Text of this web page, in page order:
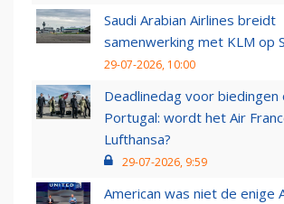
Saudi Arabian Airlines breidt
samenwerking met KLM op
29-07-2026, 10:00
Deadlinedag voor biedingen
Portugal: wordt het Air
Lufthansa?
29-07-2026, 9:59
American was niet de enige